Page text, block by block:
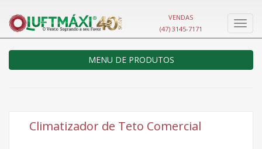
VENDAS
(47) 3145-7171
MENU DE PRODUTOS
Climatizador de Teto Comercial